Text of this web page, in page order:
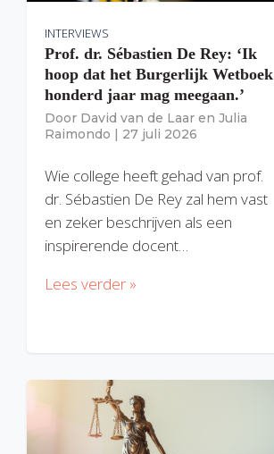
INTERVIEWS
Prof. dr. Sébastien De Rey: ‘Ik
hoop dat het Burgerlijk Wetboek
honderd jaar mag meegaan.’
Door David van de Laar en Julia
Raimondo | 27 juli 2026
Wie college heeft gehad van prof.
dr. Sébastien De Rey zal hem vast
en zeker beschrijven als een
inspirerende docent…
Lees verder »